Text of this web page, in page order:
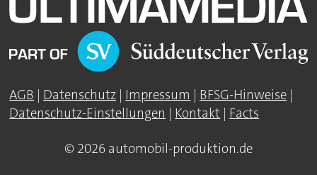
AGB | Datenschutz | Impressum | BFSG-Hinweise |
Datenschutz-Einstellungen | Kontakt | Facts
© 2026 automobil-produktion.de